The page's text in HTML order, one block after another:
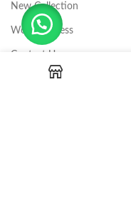
New Collection
Woman Dress
Contact Us
Latest News